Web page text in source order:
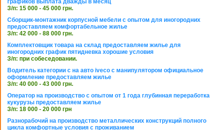
графиков выплата дважды в месяц
З/п: 15 000 - 45 000 грн.
Сборщик-монтажник корпусной мебели с опытом для иногородних
предоставляем комфортабельное жилье
З/п: 42 000 - 88 000 грн.
Комплектовщик товара на склад предоставляем жилье для
иногородних график пятидневка хорошие условия
З/п: при собеседовании.
Водитель категории с на авто iveco с манипулятором официальное
оформление предоставляем жилье
З/п: 40 000 - 43 000 грн.
Оператор на производство с опытом от 1 года глубинная переработка
кукурузы предоставляем жилье
З/п: 18 000 - 20 000 грн
Разнорабочий на производство металлических конструкций полного
цикла комфортные условия с проживанием